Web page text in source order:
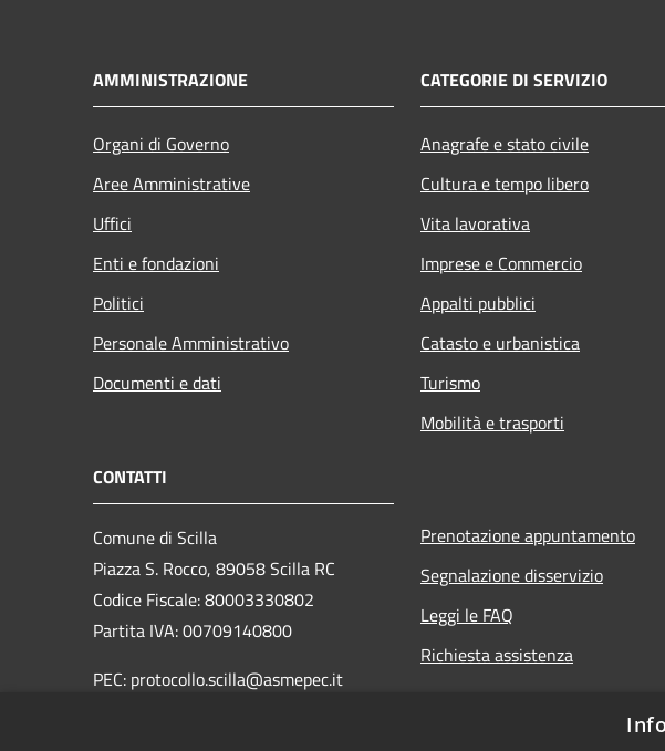
AMMINISTRAZIONE
Organi di Governo
Aree Amministrative
Uffici
Enti e fondazioni
Politici
Personale Amministrativo
Documenti e dati
CATEGORIE DI SERVIZIO
Anagrafe e stato civile
Cultura e tempo libero
Vita lavorativa
Imprese e Commercio
Appalti pubblici
Catasto e urbanistica
Turismo
Mobilità e trasporti
CONTATTI
Comune di Scilla
Piazza S. Rocco, 89058 Scilla RC
Codice Fiscale: 80003330802
Partita IVA: 00709140800
PEC: protocollo.scilla@asmepec.it
Prenotazione appuntamento
Segnalazione disservizio
Leggi le FAQ
Richiesta assistenza